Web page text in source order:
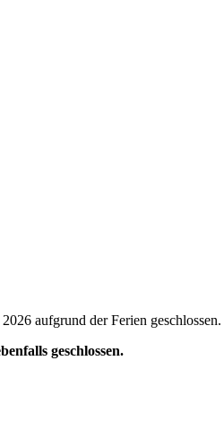
aufgrund der Ferien geschlossen.
geschlossen.